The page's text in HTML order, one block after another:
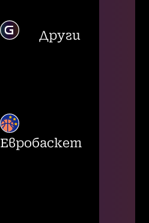
Други
Евробаскет